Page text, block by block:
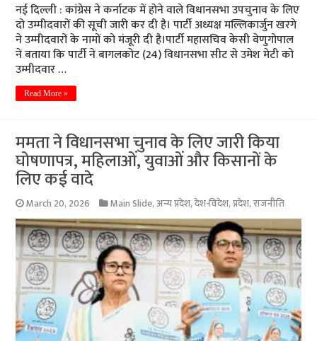
नई दिल्ली : कांग्रेस ने कर्नाटक में होने वाले विधानसभा उपचुनाव के लिए
दो उम्मीदवारों की सूची जारी कर दी है। पार्टी अध्यक्ष मल्लिकार्जुन खरगे
ने उम्मीदवारों के नामों को मंजूरी दी है।पार्टी महासचिव केसी वेणुगोपाल
ने बताया कि पार्टी ने बागलकोट (24) विधानसभा सीट से उमेश मेटी को
उम्मीदवार …
Read More »
ममता ने विधानसभा चुनाव के लिए जारी किया
घोषणापत्र, महिलाओं, युवाओं और किसानों के
लिए कई वादे
March 20, 2026 Main Slide,अन्य प्रदेश,देश-विदेश,प्रदेश,राजनीति